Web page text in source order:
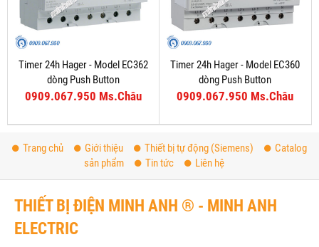
Timer 24h Hager - Model EC362
dòng Push Button
0909.067.950 Ms.Châu
Timer 24h Hager - Model EC360
dòng Push Button
0909.067.950 Ms.Châu
Trang chủ Giới thiệu Thiết bị tự động (Siemens)
Catalog
sản phẩm
Tin tức Liên hệ
THIẾT BỊ ĐIỆN MINH ANH ® - MINH ANH
ELECTRIC